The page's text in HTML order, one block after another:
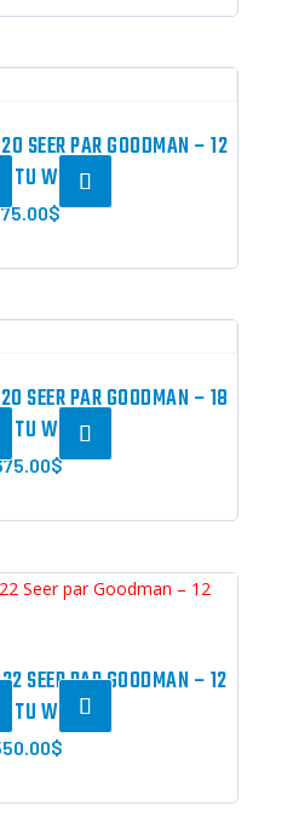
était :
est :
SEER PAR GOODMAN – 12
WIFI
$
SEER PAR GOODMAN – 18
WIFI
$
SEER PAR GOODMAN – 12
WIFI
$